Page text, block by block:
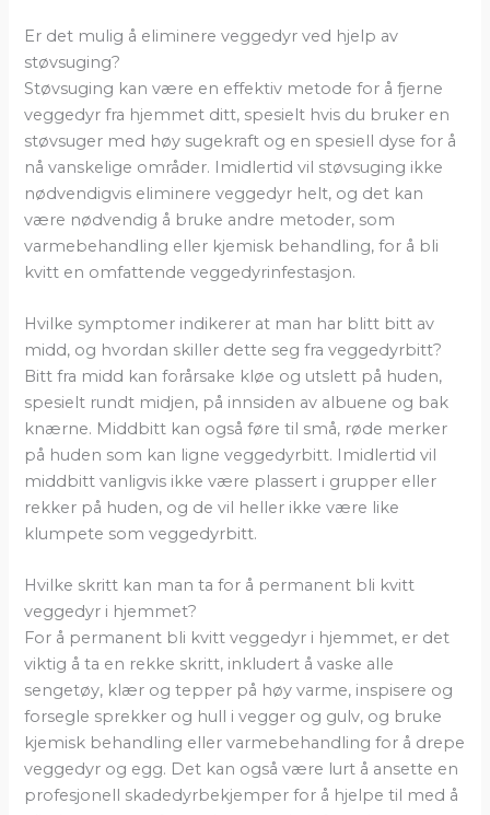
Er det mulig å eliminere veggedyr ved hjelp av
støvsuging?
Støvsuging kan være en effektiv metode for å fjerne
veggedyr fra hjemmet ditt, spesielt hvis du bruker en
støvsuger med høy sugekraft og en spesiell dyse for å
nå vanskelige områder. Imidlertid vil støvsuging ikke
nødvendigvis eliminere veggedyr helt, og det kan
være nødvendig å bruke andre metoder, som
varmebehandling eller kjemisk behandling, for å bli
kvitt en omfattende veggedyrinfestasjon.
Hvilke symptomer indikerer at man har blitt bitt av
midd, og hvordan skiller dette seg fra veggedyrbitt?
Bitt fra midd kan forårsake kløe og utslett på huden,
spesielt rundt midjen, på innsiden av albuene og bak
knærne. Middbitt kan også føre til små, røde merker
på huden som kan ligne veggedyrbitt. Imidlertid vil
middbitt vanligvis ikke være plassert i grupper eller
rekker på huden, og de vil heller ikke være like
klumpete som veggedyrbitt.
Hvilke skritt kan man ta for å permanent bli kvitt
veggedyr i hjemmet?
For å permanent bli kvitt veggedyr i hjemmet, er det
viktig å ta en rekke skritt, inkludert å vaske alle
sengetøy, klær og tepper på høy varme, inspisere og
forsegle sprekker og hull i vegger og gulv, og bruke
kjemisk behandling eller varmebehandling for å drepe
veggedyr og egg. Det kan også være lurt å ansette en
profesjonell skadedyrbekjemper for å hjelpe til med å